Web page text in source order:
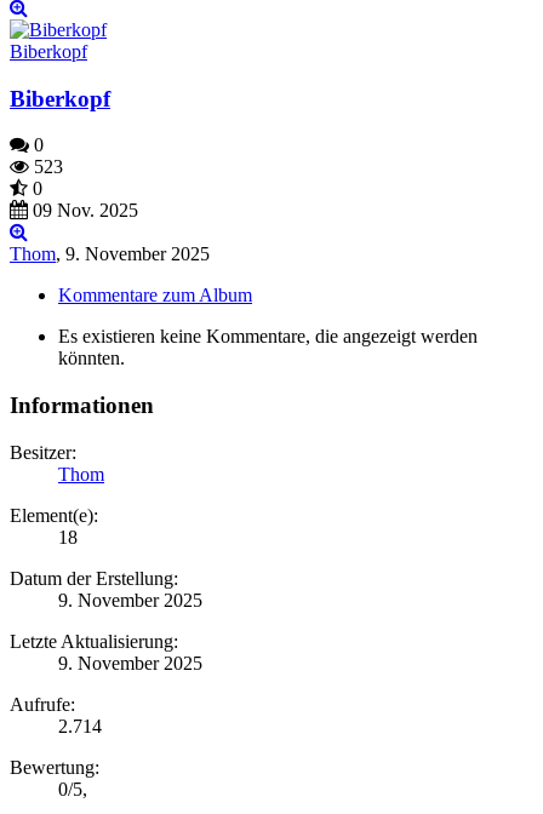
Biberkopf
Biberkopf
0
523
0
09 Nov. 2025
Thom, 9. November 2025
Kommentare zum Album
Es existieren keine Kommentare, die angezeigt werden
könnten.
Informationen
Besitzer:
Thom
Element(e):
18
Datum der Erstellung:
9. November 2025
Letzte Aktualisierung:
9. November 2025
Aufrufe:
2.714
Bewertung:
0/5,